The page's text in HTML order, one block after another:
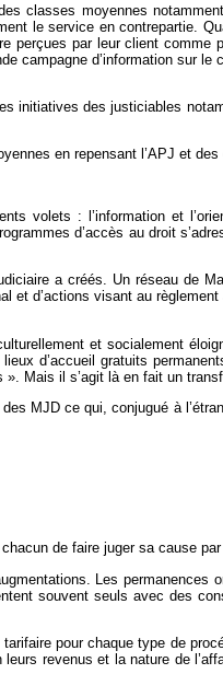
classes moyennes
le service en contrepartie.
par leur client comme
campagne d’information sur
initiatives des justiciables
en repensant l’APJ et
volets : l’information et
d’accès au droit
a créés. Un réseau de
et d’actions visant au
et socialement
d’accueil gratuits
Mais il s’agit là en fait un
MJD ce qui, conjugué à
de faire juger sa cause
Les permanences
souvent seuls avec des
pour chaque type de
revenus et la nature de